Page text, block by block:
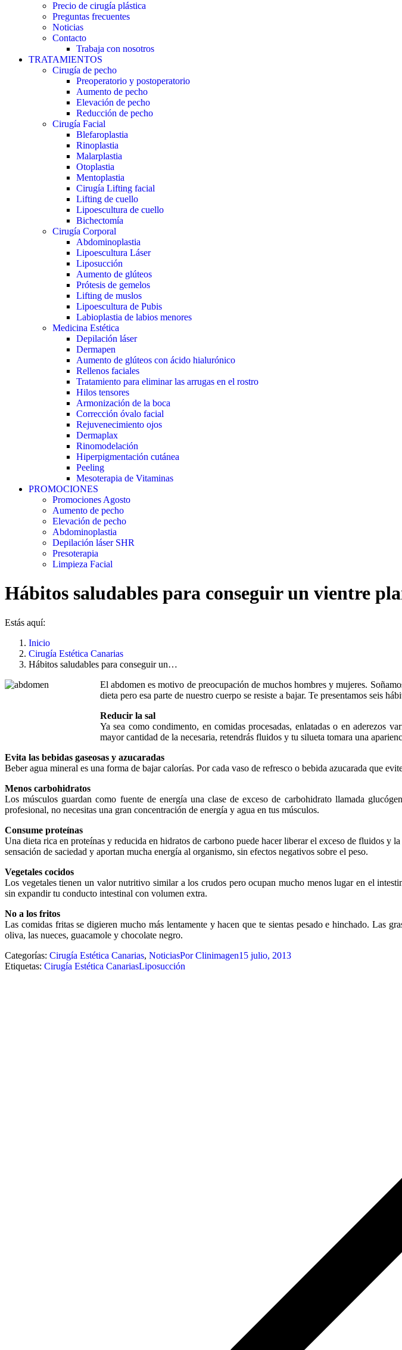
Precio de cirugía plástica
Preguntas frecuentes
Noticias
Contacto
Trabaja con nosotros
TRATAMIENTOS
Cirugía de pecho
Preoperatorio y postoperatorio
Aumento de pecho
Elevación de pecho
Reducción de pecho
Cirugía Facial
Blefaroplastia
Rinoplastia
Malarplastia
Otoplastia
Mentoplastia
Cirugía Lifting facial
Lifting de cuello
Lipoescultura de cuello
Bichectomía
Cirugía Corporal
Abdominoplastia
Lipoescultura Láser
Liposucción
Aumento de glúteos
Prótesis de gemelos
Lifting de muslos
Lipoescultura de Pubis
Labioplastia de labios menores
Medicina Estética
Depilación láser
Dermapen
Aumento de glúteos con ácido hialurónico
Rellenos faciales
Tratamiento para eliminar las arrugas en el rostro
Hilos tensores
Armonización de la boca
Corrección óvalo facial
Rejuvenecimiento ojos
Dermaplax
Rinomodelación
Hiperpigmentación cutánea
Peeling
Mesoterapia de Vitaminas
PROMOCIONES
Promociones Agosto
Aumento de pecho
Elevación de pecho
Abdominoplastia
Depilación láser SHR
Presoterapia
Limpieza Facial
Hábitos saludables para conseguir un vientre
Estás aquí:
Inicio
Cirugía Estética Canarias
Hábitos saludables para conseguir un…
El abdomen es motivo de preocupación de muchos hombres y mujeres.
dieta pero esa parte de nuestro cuerpo se resiste a bajar. Te presentamos seis
Reducir la sal
Ya sea como condimento, en comidas procesadas, enlatadas o en aderezos
mayor cantidad de la necesaria, retendrás fluidos y tu silueta tomara una
Evita las bebidas gaseosas y azucaradas
Beber agua mineral es una forma de bajar calorías. Por cada vaso de refresco o bebida azucarada que
Menos carbohidratos
Los músculos guardan como fuente de energía una clase de exceso de carbohidrato llamada
profesional, no necesitas una gran concentración de energía y agua en tus músculos.
Consume proteínas
Una dieta rica en proteínas y reducida en hidratos de carbono puede hacer liberar el exceso de fluidos y
sensación de saciedad y aportan mucha energía al organismo, sin efectos negativos sobre el peso.
Vegetales cocidos
Los vegetales tienen un valor nutritivo similar a los crudos pero ocupan mucho menos lugar en el
sin expandir tu conducto intestinal con volumen extra.
No a los fritos
Las comidas fritas se digieren mucho más lentamente y hacen que te sientas pesado e hinchado. Las
oliva, las nueces, guacamole y chocolate negro.
Categorías: Cirugía Estética Canarias, NoticiasPorClinimagen15 julio, 2013
Etiquetas: Cirugía Estética CanariasLiposucción